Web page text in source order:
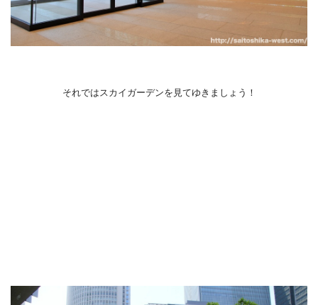
それではスカイガーデンを見てゆきましょう！